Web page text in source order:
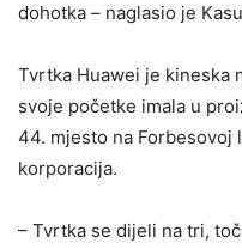
dohotka – naglasio je
Tvrtka Huawei je kineska
svoje početke imala u
44. mjesto na Forbesovoj
korporacija.
– Tvrtka se dijeli na tri,